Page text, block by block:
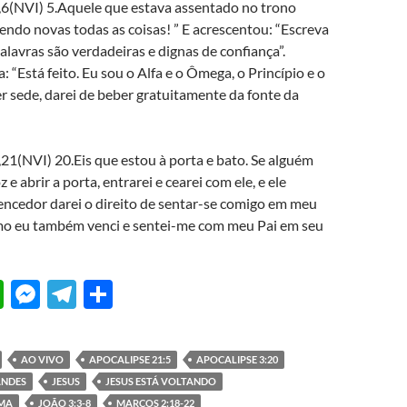
5.Aquele que estava assentado no trono
novas todas as coisas! ” E acrescentou: “Escreva
são verdadeiras e dignas de confiança”.
“Está feito. Eu sou o Alfa e o Ômega, o Princípio e o
sede, darei de beber gratuitamente da fonte da
20.Eis que estou à porta e bato. Se alguém
e abrir a porta, entrarei e cearei com ele, e ele
darei o direito de sentar-se comigo em meu
eu também venci e sentei-me com meu Pai em seu
W
at
s
M
se
n
T
e
gr
ar
e
AO VIVO APOCALIPSE 21:5
APOCALIPSE 3:20
JESUS
JESUS ESTÁ VOLTANDO
JOÃO 3:3-8 MARCOS 2:18-22